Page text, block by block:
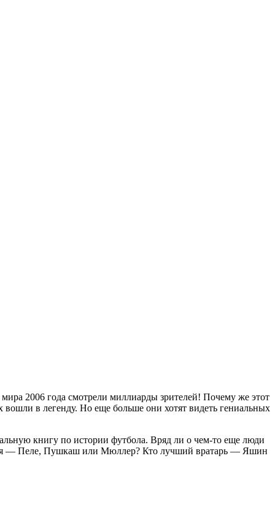
2006 года смотрели миллиарды зрителей! Почему же этот
в легенду. Но еще больше они хотят видеть гениальных
книгу по истории футбола. Вряд ли о чем-то еще люди
— Пеле, Пушкаш или Мюллер? Кто лучший вратарь — Яшин